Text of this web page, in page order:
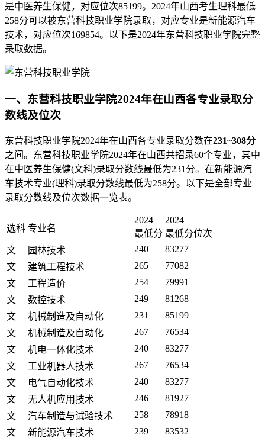
是中医养生保健，对应位次85199。2024年山西考生理科最低
258分可以被东营科技职业学院录取，对应专业是新能源汽车
技术，对应位次169854。以下是2024年东营科技职业学院完整
录取数据。
一、东营科技职业学院2024年在山西各专业录取分
数线及位次
东营科技职业学院2024年在山西各专业录取分数在231~308分
之间。东营科技职业学院2024年在山西共招录60个专业，其中
在中医养生保健(文科)录取分数线最低为231分。在新能源汽
车技术专业(理科)录取分数线最低为258分。以下是全部专业
录取分数线及位次数据一览表。
选科 专业名
2024
最低分
2024
最低分位次
文
园林技术 240
83277
文
建筑工程技术 265
77082
文
工程造价 254
79991
文
数控技术 249
81268
文
机械制造及自动化 231
85199
文
机械制造及自动化 267
76534
文
机电一体化技术 240
83277
文
工业机器人技术 267
76534
文
电气自动化技术 240
83277
文
无人机应用技术 246
81927
文
汽车制造与试验技术 258
78918
文
新能源汽车技术 239
83532